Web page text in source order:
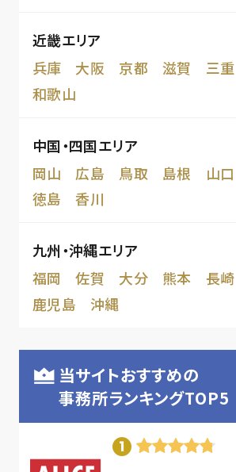
近畿エリア
兵庫
大阪 京都 滋賀 三重
和歌山
中国・四国エリア
岡山
広島 鳥取 島根 山口
徳島
香川
九州・沖縄エリア
福岡
佐賀 大分 熊本 長崎
鹿児島
沖縄
当サイトおすすめの
事務所ランキングTOP5